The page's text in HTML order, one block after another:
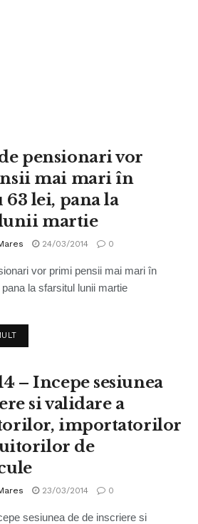
pensionari vor
mai mari în
63 lei, pana la
martie
24/03/2014 0
vor primi pensii mai mari în
la sfarsitul lunii martie
– Incepe sesiunea
si validare a
importatorilor
de
23/03/2014 0
sesiunea de de inscriere si